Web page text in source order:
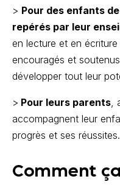
> Pour des enfants
repérés par leur
en lecture et en
encouragés et
développer tout leur
> Pour leurs parents,
accompagnent leur
progrès et ses réussites.
Comment